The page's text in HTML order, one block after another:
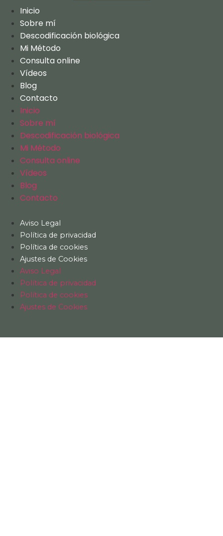
Inicio
Sobre mí
Descodificación biológica
Mi Método
Consulta online
Vídeos
Blog
Contacto
Inicio
Sobre mí
Descodificación biológica
Mi Método
Consulta online
Vídeos
Blog
Contacto
Aviso Legal
Política de privacidad
Política de cookies
Ajustes de Cookies
Aviso Legal
Política de privacidad
Política de cookies
Ajustes de Cookies